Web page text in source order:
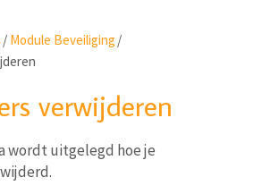
/ Module Beveiliging /
verwijderen
wordt uitgelegd hoe je